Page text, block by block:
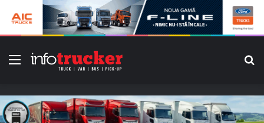
Meniu